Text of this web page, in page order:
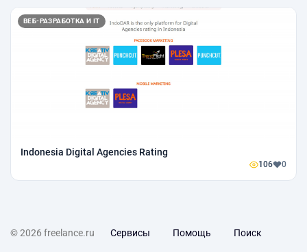
ВЕБ-РАЗРАБОТКА И IT
Indonesia Digital Agencies Rating
106 0
© 2026 freelance.ru Сервисы Помощь Поиск